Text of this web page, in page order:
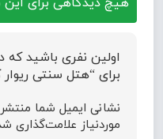
اولین نفری باشید که
برای “هتل سنتی ریوار
نشانی ایمیل شما
موردنیاز علامت‌گذاری